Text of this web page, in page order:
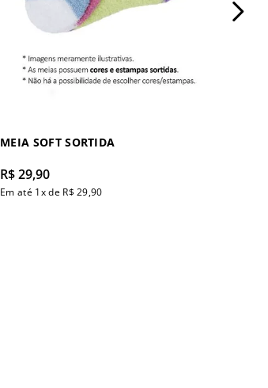
MEIA SOFT SORTIDA
R$29,90
Em até 1x de R$ 29,90